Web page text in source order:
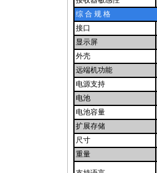
综 合 规 格
接口
显示屏
外壳
远端机功能
电源支持
电池
电池容量
扩展存储
尺寸
重量